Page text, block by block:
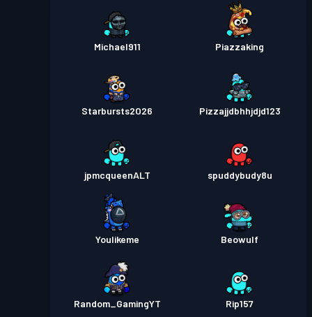
Michael911 Piazzaking
Starbursts2O26 Pizzajjdbhhjdjd123
jpmcqueenALT spuddybudy8u
Youlikeme Beowulf
Random_GamingYT Rip157